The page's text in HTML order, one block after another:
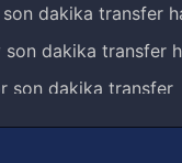
son dakika transfer
son dakika transfer
son dakika transfer